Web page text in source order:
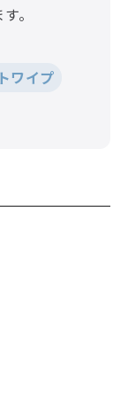
。
ワイプ